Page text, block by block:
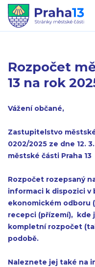
Rozpočet
13 na rok
Vážení občané,
Zastupitelstvo
0202/2025 ze dne 12.
městské části Praha
Rozpočet rozepsaný
informaci k dispozici v
ekonomickém odboru
recepci (přízemí), kde
kompletní rozpočet
podobě.
Naleznete jej také na